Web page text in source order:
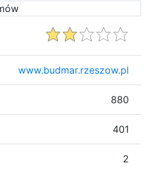
www.budmar.rzeszow.pl
880
401
2